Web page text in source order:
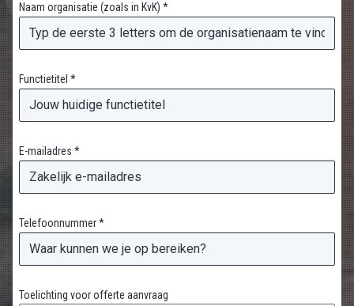
Naam organisatie (zoals in KvK) *
Functietitel *
E-mailadres *
Telefoonnummer *
Toelichting voor offerte aanvraag